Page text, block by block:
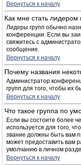
Вернуться к началу
Как мне стать лидером
Лидеры групп обычно
конференции. Если вы
свяжитесь с
сообщение.
Вернуться к началу
Почему названия
Администратор
групп для того, чтобы их
Вернуться к началу
Что такое группа по
Если вы состоите более
используется для того,
звание должны быть вам
может предоставить вам
умолчанию в личном
Вернуться к началу